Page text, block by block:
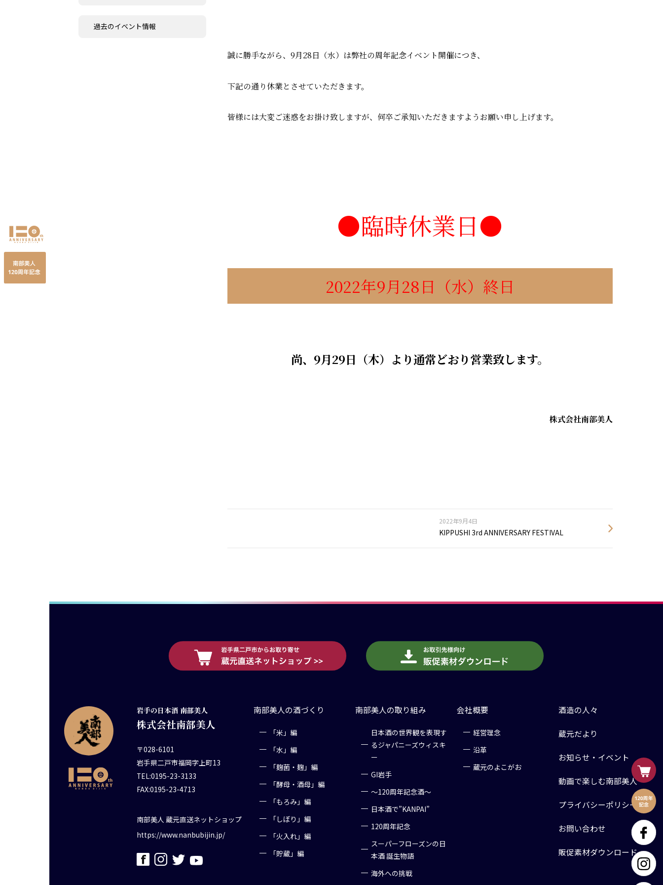
過去のイベント情報
誠に勝手ながら、9月28日（水）は弊社の周年記念イベント開催につき、
下記の通り休業とさせていただきます。
皆様には大変ご迷惑をお掛け致しますが、何卒ご承知いただきますようお願い申し上げます。
●臨時休業日●
2022年9月28日（水）終日
尚、9月29日（木）より通常どおり営業致します。
株式会社南部美人
2022年9月4日
KIPPUSHI 3rd ANNIVERSARY FESTIVAL
岩手の日本酒 南部美人
株式会社南部美人
〒028-6101
岩手県二戸市福岡字上町13
TEL:0195-23-3133
FAX:0195-23-4713
南部美人 蔵元直送ネットショップ
https://www.nanbubijin.jp/
南部美人の酒づくり
「米」編
「水」編
「麹菌・麹」編
「酵母・酒母」編
「もろみ」編
「しぼり」編
「火入れ」編
「貯蔵」編
南部美人の取り組み
日本酒の世界観を表現す
るジャパニーズウィスキ
ー
GI岩手
～120周年記念酒～
日本酒で”KANPAI”
120周年記念
スーパーフローズンの日
本酒 誕生物語
海外への挑戦
会社概要
経営理念
沿革
蔵元のよこがお
酒造の人々
蔵元だより
お知らせ・イベント
動画で楽しむ南部美人
プライバシーポリシー
お問い合わせ
販促素材ダウンロード